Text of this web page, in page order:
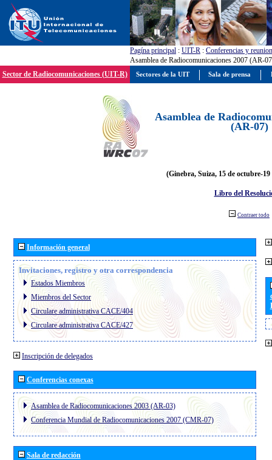
Pagína principal : UIT-R : Conferencias y
Asamblea de Radiocomunicaciones 2007 (AR-
Sector de Radiocomunicaciones (UIT-R)
Asamblea de
(AR-07)
(Ginebra, Suiza, 15 de octubre-19
Libro del
Contraer todo
Información general
Invitaciones, registro y otra correspondencia
Estados Miembros
Miembros del Sector
Circulare administrativa CACE/404
Circulare administrativa CACE/427
Inscripción de delegados
Conferencias conexas
Asamblea de Radiocomunicaciones 2003 (AR-03)
Conferencia Mundial de Radiocomunicaciones 2007 (CMR-07)
Sala de redacción
Sectores de la UIT Sala de prensa